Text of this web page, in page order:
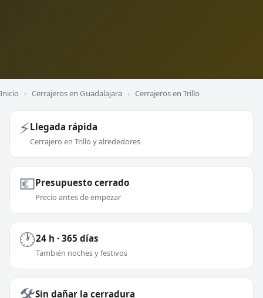
Inicio › Cerrajeros en Guadalajara › Cerrajeros en Trillo
⚡Llegada rápida
Cerrajero en Trillo y alrededores
💶Presupuesto cerrado
Precio antes de empezar
🕐24 h · 365 días
También noches y festivos
Sin dañar la cerradura